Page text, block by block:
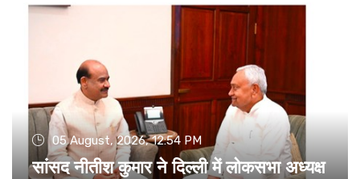
05 August, 2026, 12:54 PM
सांसद नीतीश कुमार ने दिल्ली में लोकसभा अध्यक्ष